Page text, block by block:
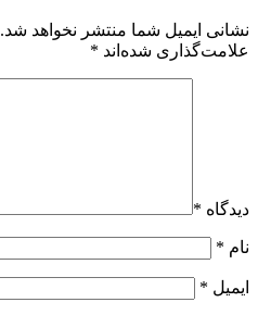
نشانی ایمیل شما منتشر نخواهد شد.
علامت‌گذاری شده‌اند *
دیدگاه *
نام *
ایمیل *